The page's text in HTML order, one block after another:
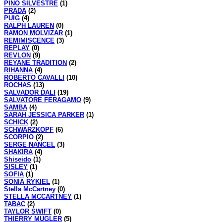
PINO SILVESTRE (1)
PRADA (2)
PUIG (4)
RALPH LAUREN (0)
RAMON MOLVIZAR (1)
REMIMISCENCE (3)
REPLAY (0)
REVLON (9)
REYANE TRADITION (2)
RIHANNA (4)
ROBERTO CAVALLI (10)
ROCHAS (13)
SALVADOR DALI (19)
SALVATORE FERAGAMO (9)
SAMBA (4)
SARAH JESSICA PARKER (1)
SCHICK (2)
SCHWARZKOPF (6)
SCORPIO (2)
SERGE NANCEL (3)
SHAKIRA (4)
Shiseido (1)
SISLEY (1)
SOFIA (1)
SONIA RYKIEL (1)
Stella McCartney (0)
STELLA MCCARTNEY (1)
TABAC (2)
TAYLOR SWIFT (0)
THIERRY MUGLER (5)